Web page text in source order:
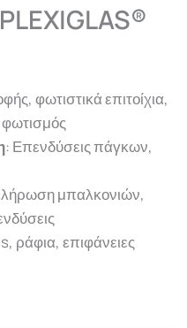
φωτιστικά επιτοίχια,
: Επενδύσεις πάγκων,
μπαλκονιών,
ράφια, επιφάνειες